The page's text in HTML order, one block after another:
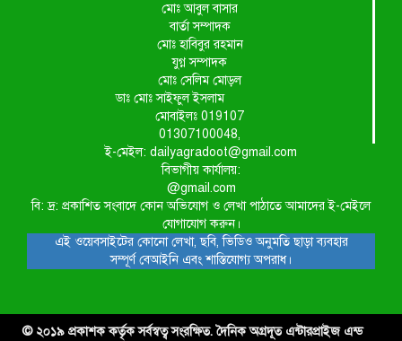
মোঃ আবুল বাসার
বার্তা সম্পাদক
মোঃ হাবিবুর রহমান
যুগ্ন সম্পাদক
মোঃ সেলিম মোড়ল
ডাঃ মোঃ সাইফুল ইসলাম
মোবাইলঃ 019107
01307100048,
ই-মেইল: dailyagradoot@gmail.com
বিভাগীয় কার্যালয়:
@gmail.com
বি: দ্র: প্রকাশিত সংবাদে কোন অভিযোগ ও লেখা পাঠাতে আমাদের ই-মেইলে
যোগাযোগ করুন।
এই ওয়েবসাইটের কোনো লেখা, ছবি, ভিডিও অনুমতি ছাড়া ব্যবহার
সম্পূর্ণ বেআইনি এবং শাস্তিযোগ্য অপরাধ।
© ২০১৯ প্রকাশক কর্তৃক সর্বস্বত্ব সংরক্ষিত. দৈনিক অগ্রদূত এন্টারপ্রাইজ এন্ড